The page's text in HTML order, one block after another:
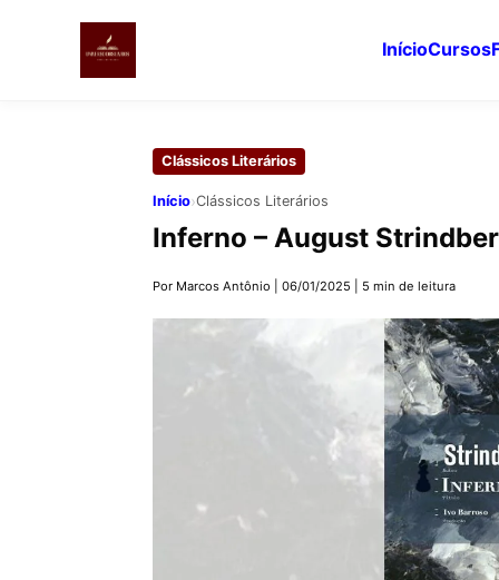
InícioCursos
Clássicos Literários
Início›Clássicos Literários
Inferno – August
Por Marcos Antônio 06/01/2025 5 min de leitura